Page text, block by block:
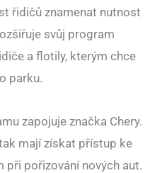
řidičů znamenat nutnost
svůj program
a flotily, kterým chce
parku.
zapojuje značka Chery.
mají získat přístup ke
při pořizování nových aut.